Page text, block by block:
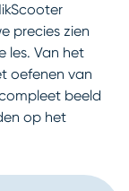
precies zien
les. Van het
oefenen van
beeld
op het